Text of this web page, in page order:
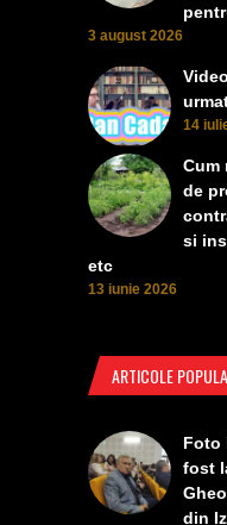
3 august 2026
14
Cum
de
si
etc
13 iunie 2026
ARTICOLE
Foto
fost
din